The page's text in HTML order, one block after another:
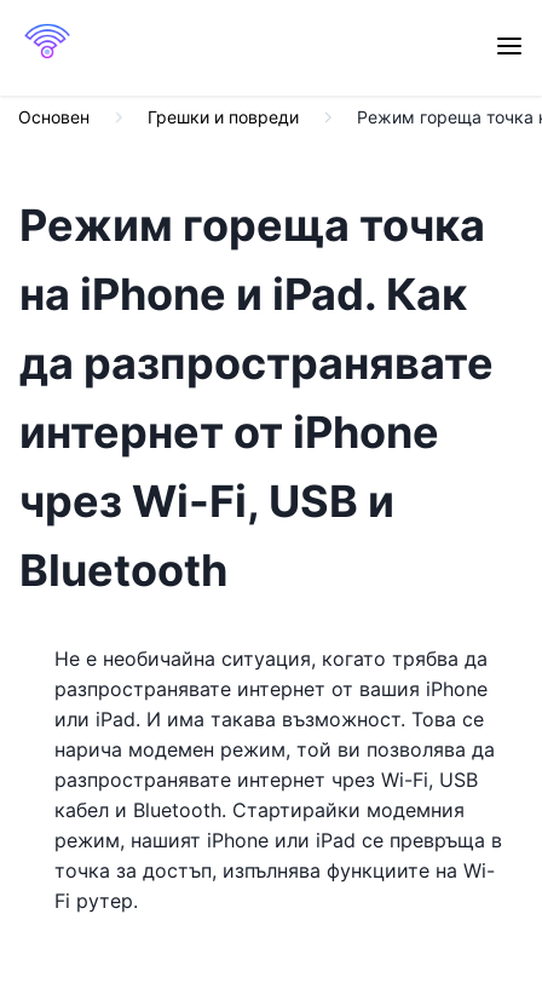
Основен Грешки и повреди Режим гореща точка
Режим гореща точка
на iPhone и iPad. Как
да разпространявате
интернет от iPhone
чрез Wi-Fi, USB и
Bluetooth
Не е необичайна ситуация, когато трябва да
разпространявате интернет от вашия iPhone
или iPad. И има такава възможност. Това се
нарича модемен режим, той ви позволява да
разпространявате интернет чрез Wi-Fi, USB
кабел и Bluetooth. Стартирайки модемния
режим, нашият iPhone или iPad се превръща в
точка за достъп, изпълнява функциите на Wi-
Fi рутер.